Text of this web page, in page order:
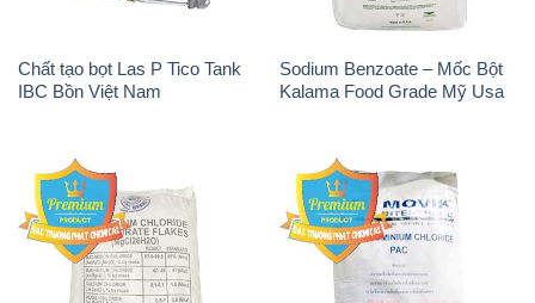
Magie Clorua – MGCL2 Dạng
Vảy Shreeji Magnesia Works
PAC – Polyaluminium
Chloride 31% Thái Lan